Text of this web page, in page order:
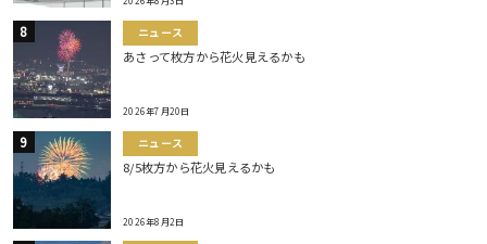
ニュース
あさって枚方から花火見えるかも
2026年7月20日
ニュース
8/5枚方から花火見えるかも
2026年8月2日